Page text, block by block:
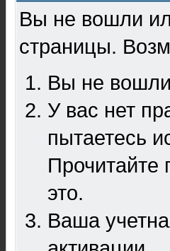
Вы не вошли
страницы.
Вы не
У вас нет
пытаетесь
это.
Ваша